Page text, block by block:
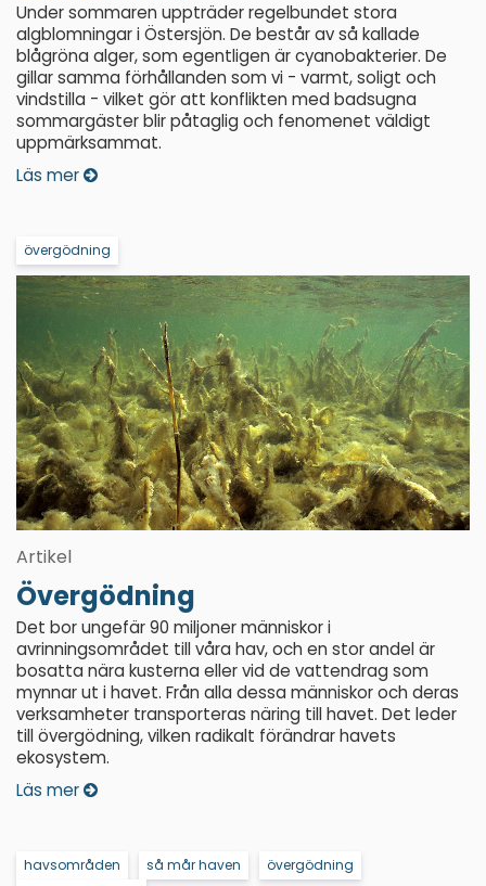
Under sommaren uppträder regelbundet stora
algblomningar i Östersjön. De består av så kallade
blågröna alger, som egentligen är cyanobakterier. De
gillar samma förhållanden som vi - varmt, soligt och
vindstilla - vilket gör att konflikten med badsugna
sommargäster blir påtaglig och fenomenet väldigt
uppmärksammat.
Läs mer
övergödning
Artikel
Övergödning
Det bor ungefär 90 miljoner människor i
avrinningsområdet till våra hav, och en stor andel är
bosatta nära kusterna eller vid de vattendrag som
mynnar ut i havet. Från alla dessa människor och deras
verksamheter transporteras näring till havet. Det leder
till övergödning, vilken radikalt förändrar havets
ekosystem.
Läs mer
havsområden så mår haven
övergödning